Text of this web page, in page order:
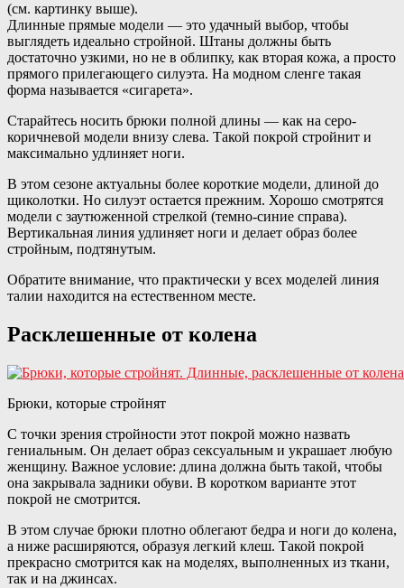
(см. картинку выше).
Длинные прямые модели — это удачный выбор, чтобы
выглядеть идеально стройной. Штаны должны быть
достаточно узкими, но не в облипку, как вторая кожа, а просто
прямого прилегающего силуэта. На модном сленге такая
форма называется «сигарета».
Старайтесь носить брюки полной длины — как на серо-
коричневой модели внизу слева. Такой покрой стройнит и
максимально удлиняет ноги.
В этом сезоне актуальны более короткие модели, длиной до
щиколотки. Но силуэт остается прежним. Хорошо смотрятся
модели с заутюженной стрелкой (темно-синие справа).
Вертикальная линия удлиняет ноги и делает образ более
стройным, подтянутым.
Обратите внимание, что практически у всех моделей линия
талии находится на естественном месте.
Расклешенные от колена
Брюки, которые стройнят
С точки зрения стройности этот покрой можно назвать
гениальным. Он делает образ сексуальным и украшает любую
женщину. Важное условие: длина должна быть такой, чтобы
она закрывала задники обуви. В коротком варианте этот
покрой не смотрится.
В этом случае брюки плотно облегают бедра и ноги до колена,
а ниже расширяются, образуя легкий клеш. Такой покрой
прекрасно смотрится как на моделях, выполненных из ткани,
так и на джинсах.